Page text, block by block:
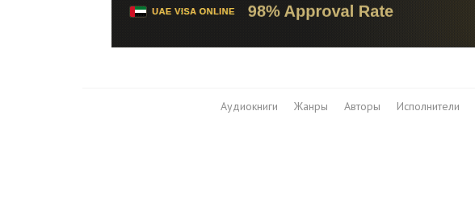
Аудиокниги Жанры Авторы Исполнители